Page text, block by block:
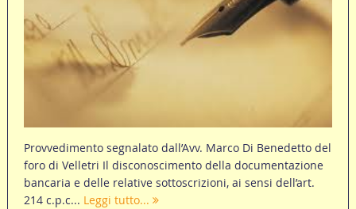
Provvedimento segnalato dall’Avv. Marco Di Benedetto del
foro di Velletri Il disconoscimento della documentazione
bancaria e delle relative sottoscrizioni, ai sensi dell’art.
214 c.p.c... Leggi tutto...